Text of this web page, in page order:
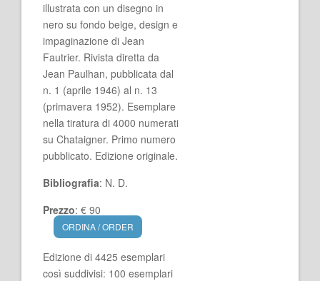
illustrata con un disegno in
nero su fondo beige, design e
impaginazione di Jean
Fautrier. Rivista diretta da
Jean Paulhan, pubblicata dal
n. 1 (aprile 1946) al n. 13
(primavera 1952). Esemplare
nella tiratura di 4000 numerati
su Chataigner. Primo numero
pubblicato. Edizione originale.
Bibliografia: N. D.
Prezzo: € 90
ORDINA / ORDER
Edizione di 4425 esemplari
così suddivisi: 100 esemplari